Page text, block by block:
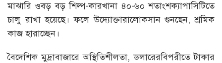
মাঝারি ওবড় বড় শিল্প-কারখানা ৪০-৬০ শতাংশক্যাপাসিটিতে
চালু রাখা হয়েছে। ফলে উদ্যোক্তারালোকসান গুনছেন, শ্রমিক
কাজ হারাচ্ছেন।
বৈদেশিক মুদ্রাবাজারে অস্থিতিশীলতা, ডলারেরবিপরীতে টাকার